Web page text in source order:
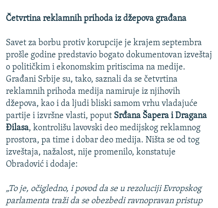
Četvrtina reklamnih prihoda iz džepova građana
Savet za borbu protiv korupcije je krajem septembra
prošle godine predstavio bogato dokumentovan izveštaj
o političkim i ekonomskim pritiscima na medije.
Građani Srbije su, tako, saznali da se četvrtina
reklamnih prihoda medija namiruje iz njihovih
džepova, kao i da ljudi bliski samom vrhu vladajuće
partije i izvršne vlasti, poput Srđana Šapera i Dragana
Đilasa, kontrolišu lavovski deo medijskog reklamnog
prostora, pa time i dobar deo medija. Ništa se od tog
izveštaja, nažalost, nije promenilo, konstatuje
Obradović i dodaje:
„To je, očigledno, i povod da se u rezoluciji Evropskog
parlamenta traži da se obezbedi ravnopravan pristup